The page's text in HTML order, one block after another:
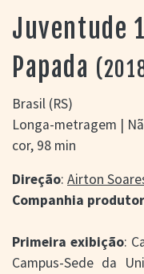
CINEMA
> APRESENTAÇÃO
> BUSCA
> FILMOGRAFIAS
CINEASTAS
> DISCOGRAFIAS
> BIBLIOGRAFIAS
CONTATO E
LOCALIZAÇÃO
Juventude
Papada
Brasil (RS)
Longa-metragem |
cor, 98 min
Direção: Airton
Companhia
Primeira exibição:
Campus-Sede da